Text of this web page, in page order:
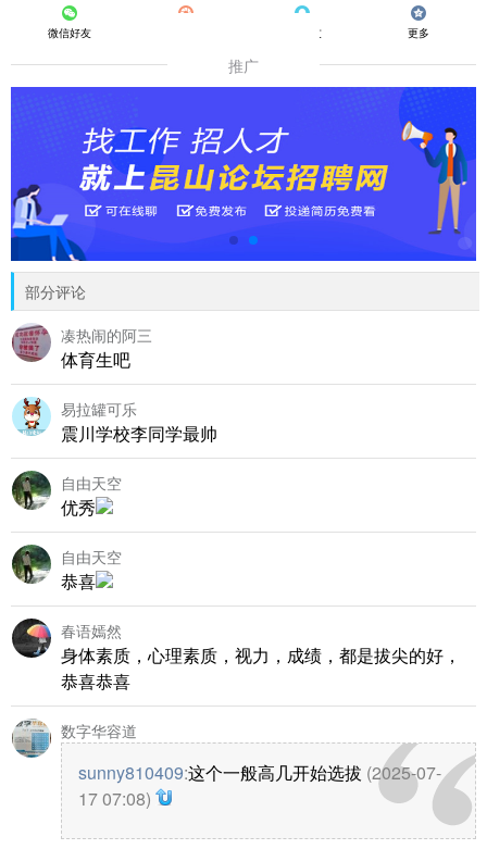
微信好友 QQ好友 更多
推广
部分评论
凑热闹的阿三
体育生吧
易拉罐可乐
震川学校李同学最帅
自由天空
优秀
自由天空
恭喜
春语嫣然
身体素质，心理素质，视力，成绩，都是拔尖的好，
恭喜恭喜
数字华容道
sunny810409:这个一般高几开始选拔 (2025-07-
17 07:08)